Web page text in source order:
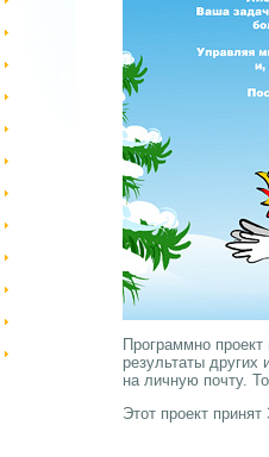
Программно
результаты других
на личную почту.
Этот проект